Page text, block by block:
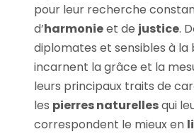
pour leur recherche
d’harmonieet de justice.
diplomates et sensibles à la
incarnent la grâce et la
leurs principaux traits de
les pierres naturellesqui
correspondent le mieux en